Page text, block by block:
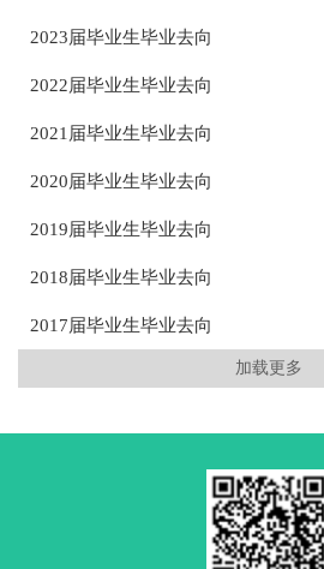
2023届毕业生毕业去向
2022届毕业生毕业去向
2021届毕业生毕业去向
2020届毕业生毕业去向
2019届毕业生毕业去向
2018届毕业生毕业去向
2017届毕业生毕业去向
加载更多